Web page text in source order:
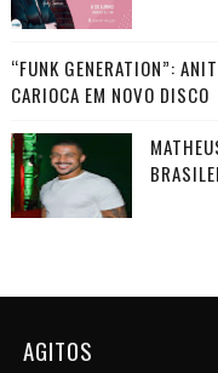
“FUNK GENERATION”:
CARIOCA EM NOVO DISCO
AGITOS